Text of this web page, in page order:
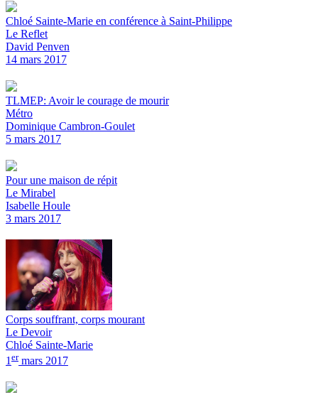
Chloé Sainte-Marie en conférence à Saint-Philippe
Le Reflet
David Penven
14 mars 2017
TLMEP: Avoir le courage de mourir
Métro
Dominique Cambron-Goulet
5 mars 2017
Pour une maison de répit
Le Mirabel
Isabelle Houle
3 mars 2017
Corps souffrant, corps mourant
Le Devoir
Chloé Sainte-Marie
1 ermars 2017